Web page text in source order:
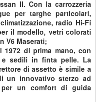
II. Con la carrozzeria
per targhe particolari,
radio Hi-Fi
il modello, vetri colorati
V6 Maserati;
1972 di prima mano, con
e sedili in finta pelle. La
di assetto è simile a
un innovativo sterzo ad
per un comfort di guida